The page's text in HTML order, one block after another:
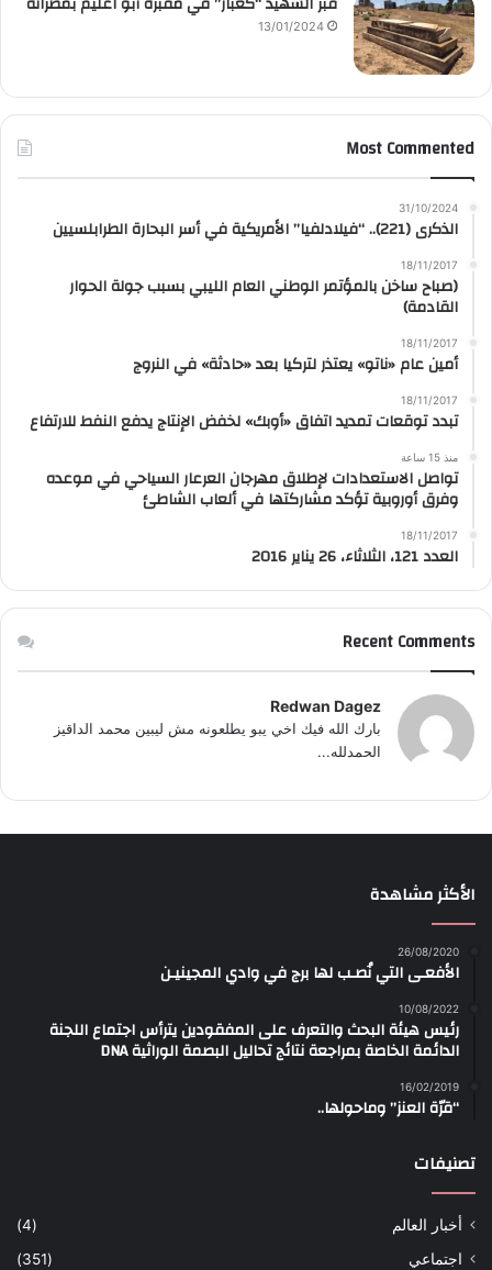
13/01/2024
Most Commented
31/10/2024
الذكرى (221).. “فيلادلفيا” الأمريكية في أسر البحارة الطرابلسيين
18/11/2017
(صباح ساخن بالمؤتمر الوطني العام الليبي بسبب جولة الحوار
القادمة)
18/11/2017
أمين عام «ناتو» يعتذر لتركيا بعد «حادثة» في النروج
18/11/2017
تبدد توقعات تمديد اتفاق «أوبك» لخفض الإنتاج يدفع النفط للارتفاع
منذ 15 ساعة
تواصل الاستعدادات لإطلاق مهرجان العرعار السياحي في موعده
وفرق أوروبية تؤكد مشاركتها في ألعاب الشاطئ
18/11/2017
العدد 121، الثلاثاء، 26 يناير 2016
Recent Comments
Redwan Dagez
بارك الله فيك اخي يبو يطلعونه مش ليبين محمد الداقيز
الحمدلله...
الأكثر مشاهدة
26/08/2020
الأفعـى التي نُصـب لها برج في وادي المجينيـن
10/08/2022
رئيس هيئة البحث والتعرف على المفقودين يترأس اجتماع اللجنة
الدائمة الخاصة بمراجعة نتائج تحاليل البصمة الوراثية DNA
16/02/2019
“قرّة العنز” وماحولها..
تصنيفات
أخبار العالم
(4)
اجتماعي
(351)